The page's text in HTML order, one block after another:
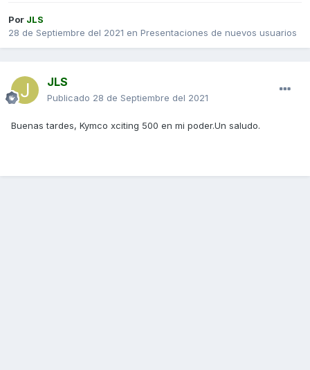
Por JLS
28 de Septiembre del 2021 en Presentaciones de nuevos usuarios
JLS
Publicado 28 de Septiembre del 2021
Buenas tardes, Kymco xciting 500 en mi poder.Un saludo.